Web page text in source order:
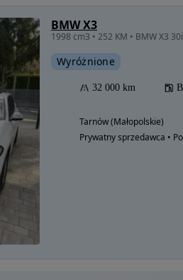
BMW X3
Wyróżnione
32 000 km
Tarnów (Małopolskie)
Prywatny sprzedawca •